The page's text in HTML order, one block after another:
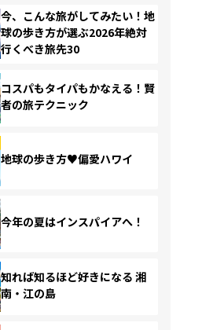
今、こんな旅がしてみたい！地
球の歩き方が選ぶ2026年絶対
行くべき旅先30
コスパもタイパもかなえる！賢
者の旅テクニック
地球の歩き方♥偏愛ハワイ
今年の夏はインスパイアへ！
知れば知るほど好きになる 湘
南・江の島